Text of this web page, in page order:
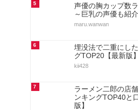
5
声優の胸カップ数
～巨乳の声優も紹
maru.wanwan
6
埋没法で二重にし
グTOP20【最新版】
kii428
7
ラーメン二郎の店
ンキングTOP40と
版】